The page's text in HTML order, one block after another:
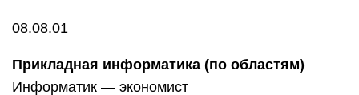
08.08.01
Прикладная информатика (по областям)
Информатик — экономист